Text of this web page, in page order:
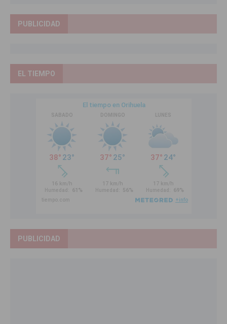
PUBLICIDAD
EL TIEMPO
PUBLICIDAD